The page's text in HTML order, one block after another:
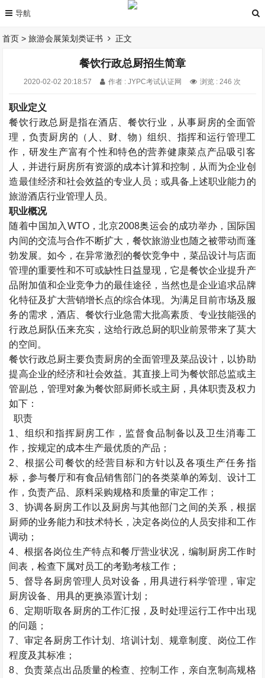
首页 >旅游会展策划类证书 正文
餐饮行政总厨招生简章
2020-02-02 20:18:57 作者 : JYPC考试认证网 浏览 : 246 次
职业定义
餐饮行政总厨是指在酒店、餐饮行业，从事厨房的全面管
理，负责厨房的（人、财、物）组织、指挥和运行管理工
作，研发生产富有个性和特色的营养健康菜点产品吸引客
人，并进行厨房所有资源的成本计算和控制，从而为企业创
造最佳经济和社会效益的专业人员；或具备上述职业能力的
旅游酒店行业管理人员。
职业概况
随着中国加入WTO，北京2008奥运会的成功举办，国际国
内间的交流与合作不断扩大，餐饮旅游业也随之被带动而蓬
勃发展。如今，在异常激烈的餐饮竞争中，菜品设计与店面
管理的重要性和不可或缺性日益显现，它是餐饮企业提升产
品附加值和企业竞争力的最佳途径，当然也是企业追求品牌
化特征及扩大营销增长点的综合体现。为满足目前市场及服
务的需求，酒店、餐饮行业急需大批高素质、专业技能强的
行政总厨队伍来充实，这给行政总厨的职业前景带来了莫大
的空间。
餐饮行政总厨主要负责厨房的全面管理及菜品设计，以协助
提高企业的经济和社会效益。其直接上司为餐饮部总监或主
管副总，管理对象为餐饮部厨师长或主厨，具体职责及权力
如下：
职责
1、组织和指挥厨房工作，监督食品制备以及卫生消毒工
作，按规定的成本生产最优质的产品；
2、根据公司餐饮的经营目标和方针以及各项生产任务指
标，参与餐厅和有食品销售部门的各类菜单的筹划、设计工
作，负责产品、原料采购规格和质量的审定工作；
3、协调各厨房工作以及厨房与其他部门之间的关系，根据
厨师的业务能力和技术特长，决定各岗位的人员安排和工作
调动；
4、根据各岗位生产特点和餐厅营业状况，编制厨房工作时
间表，检查下属对员工的考勤考核工作；
5、督导各厨房管理人员对设备，用具进行科学管理，审定
厨房设备、用具的更换添置计划；
6、定期听取各厨房的工作汇报，及时处理运行工作中出现
的问题；
7、审定各厨房工作计划、培训计划、规章制度、岗位工作
程度及其标准；
8、负责菜点出品质量的检查、控制工作，亲自烹制高规格